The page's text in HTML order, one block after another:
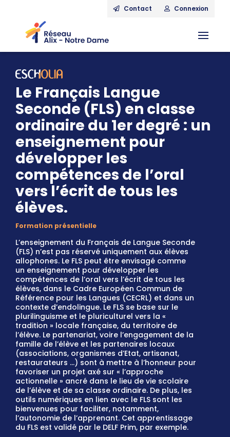
Contact Connexion
Le Français Langue
Seconde (FLS) en classe
ordinaire du 1er degré : un
enseignement pour
développer les
compétences de l’oral
vers l’écrit de tous les
élèves.
Formation présentielle
L’enseignement du Français de Langue Seconde
(FLS) n’est pas réservé uniquement aux élèves
allophones. Le FLS peut être envisagé comme
un enseignement pour développer les
compétences de l’oral vers l’écrit de tous les
élèves, dans le Cadre Européen Commun de
Référence pour les Langues (CECRL) et dans un
contexte d’endolingue. Le FLS se base sur le
plurilinguisme et le pluriculturel vers la «
tradition » locale française, du territoire de
l’élève. Le partenariat, voire l’engagement de la
famille de l’élève et les partenaires locaux
(associations, organismes d’Etat, artisanat,
restaurateurs …) sont à mettre à l’honneur pour
favoriser un projet axé sur « l’approche
actionnelle » ancré dans le lieu de vie scolaire
de l’élève et de sa classe ordinaire. De plus, les
outils numériques en lien avec le FLS sont les
bienvenues pour faciliter, notamment,
l’autonomie de l’apprenant. Cet apprentissage
du FLS est validé par le DELF Prim, par exemple.